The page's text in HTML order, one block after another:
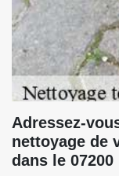
Adressez-
nettoyage de
dans le 07200